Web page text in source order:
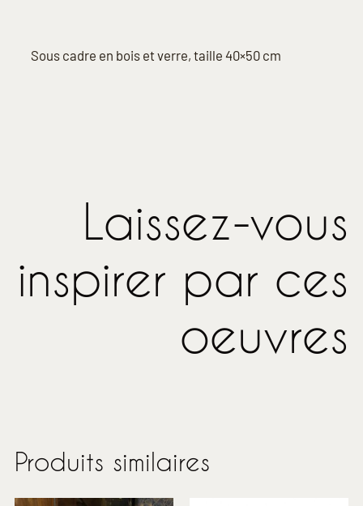
Sous cadre en bois et verre, taille 40×50 cm
Laissez-vous
inspirer par ces
oeuvres
Produits similaires